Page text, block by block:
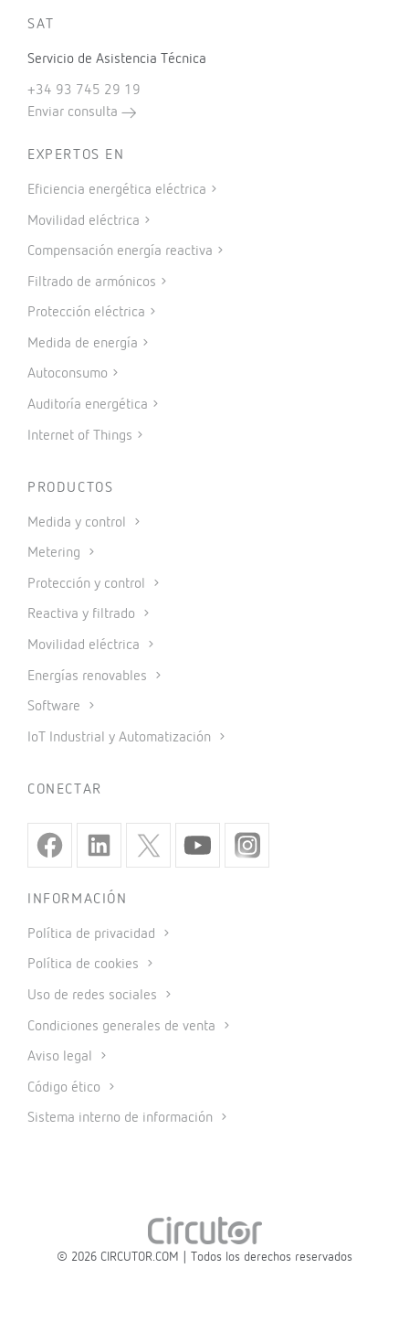
SAT
Servicio de Asistencia Técnica
+34 93 745 29 19
Enviar consulta
EXPERTOS EN
Eficiencia energética eléctrica
Movilidad eléctrica
Compensación energía reactiva
Filtrado de armónicos
Protección eléctrica
Medida de energía
Autoconsumo
Auditoría energética
Internet of Things
PRODUCTOS
Medida y control
Metering
Protección y control
Reactiva y filtrado
Movilidad eléctrica
Energías renovables
Software
IoT Industrial y Automatización
CONECTAR
INFORMACIÓN
Política de privacidad
Política de cookies
Uso de redes sociales
Condiciones generales de venta
Aviso legal
Código ético
Sistema interno de información
© 2026 CIRCUTOR.COM | Todos los derechos reservados